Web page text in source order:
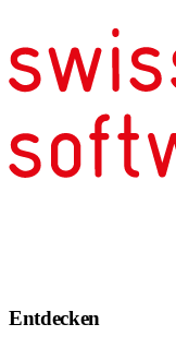
Entdecken